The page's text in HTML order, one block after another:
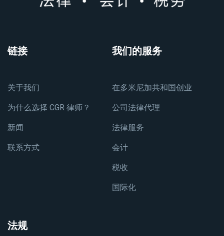
链接
关于我们
为什么选择 CGR 律师？
新闻
联系方式
我们的服务
在多米尼加共和国创业
公司法律代理
法律服务
会计
税收
国际化
法规